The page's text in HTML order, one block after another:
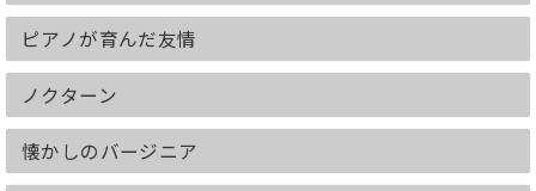
ピアノが育んだ友情
ノクターン
懐かしのバージニア